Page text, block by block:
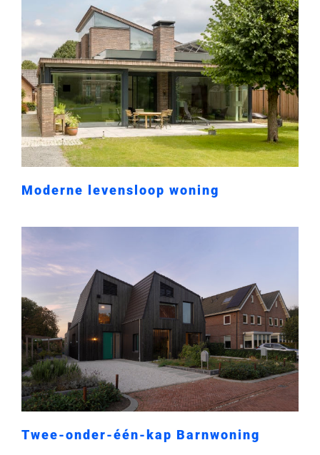
Moderne levensloop woning
Twee-onder-één-kap Barnwoning